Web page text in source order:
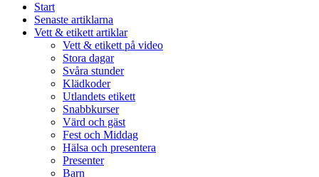
Start
Senaste artiklarna
Vett & etikett artiklar
Vett & etikett på video
Stora dagar
Svåra stunder
Klädkoder
Utlandets etikett
Snabbkurser
Värd och gäst
Fest och Middag
Hälsa och presentera
Presenter
Barn